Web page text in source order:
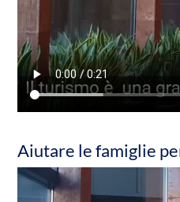
Aiutare le famiglie